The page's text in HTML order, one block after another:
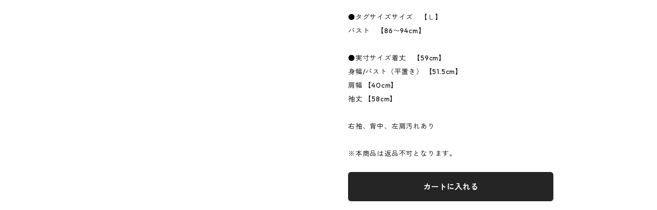
●タグサイズサイズ 【Ｌ】
バスト 【86〜94cm】
●実寸サイズ着丈 【59cm】
身幅/バスト（平置き） 【51.5cm】
肩幅 【40cm】
袖丈 【58cm】
右袖、背中、左肩汚れあり
※本商品は返品不可となります。
カートに入れる